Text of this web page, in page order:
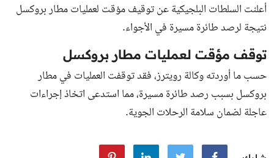
تقنية
التعليم
منوعات
أعلنت السلطات البلجيكية عن توقيف مؤقت لعمليات مطار بروكسل
نتيجة لرصد طائرة مسيرة في الأجواء.
توقف مؤقت لعمليات مطار بروكسل
حسب ما أوردته وكالة رويترز، فقد توقفت العمليات في مطار
بروكسل بسبب رصد طائرة مسيرة، مما استدعى اتخاذ إجراءات
عاجلة لضمان سلامة الرحلات الجوية.